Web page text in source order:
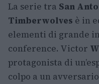
La serie tra San
Timberwolves è in
elementi di grande
conference. Victor
protagonista di
colpo a un